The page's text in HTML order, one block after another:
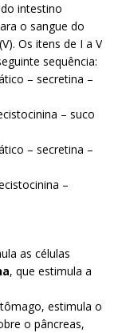
intestino
o sangue do
Os itens de I a V
sequência:
– secretina –
– suco
– secretina –
–
as células
, que estimula a
estimula o
o pâncreas,